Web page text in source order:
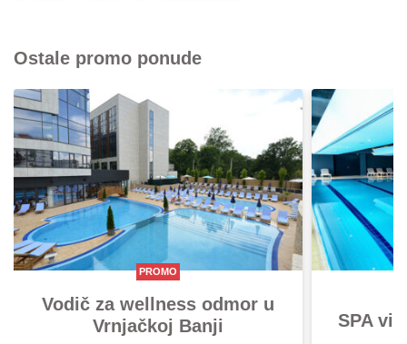
Ostale promo ponude
PROMO
Vodič za wellness odmor u
Vrnjačkoj Banji
SPA